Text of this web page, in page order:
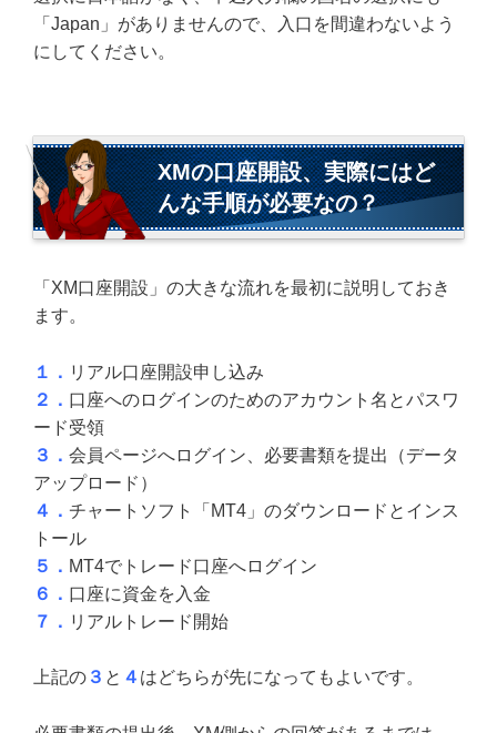
「Japan」がありませんので、入口を間違わないよう
にしてください。
XMの口座開設、実際にはど
んな手順が必要なの？
「XM口座開設」の大きな流れを最初に説明しておき
ます。
１． リアル口座開設申し込み
２． 口座へのログインのためのアカウント名とパスワ
ード受領
３． 会員ページへログイン、必要書類を提出（データ
アップロード）
４． チャートソフト「MT4」のダウンロードとインス
トール
５． MT4でトレード口座へログイン
６． 口座に資金を入金
７． リアルトレード開始
上記の ３ と ４ はどちらが先になってもよいです。